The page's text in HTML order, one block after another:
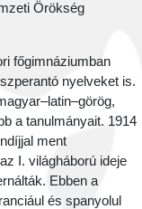
Örökség
főgimnáziumban
nyelveket is.
a tanulmányait. 1914
ment
I. világháború ideje
Ebben a
és spanyolul